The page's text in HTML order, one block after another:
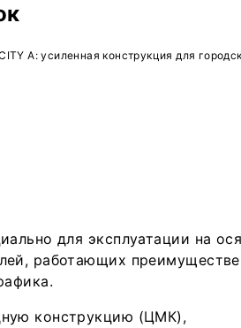
металлы
Техника
A: усиленная конструкция для
для эксплуатации на
работающих
конструкцию (ЦМК),